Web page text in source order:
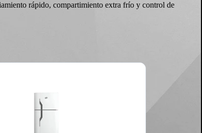
rápido, compartimiento extra frío y control de